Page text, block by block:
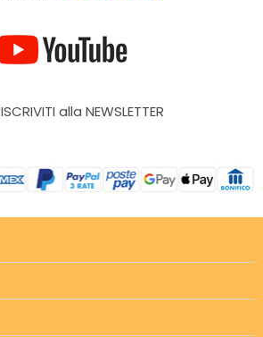
ISCRIVITI alla NEWSLETTER